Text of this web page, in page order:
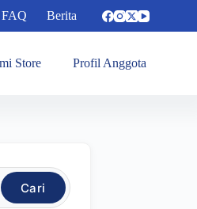
FAQ Berita
Store Profil Anggota
Cari